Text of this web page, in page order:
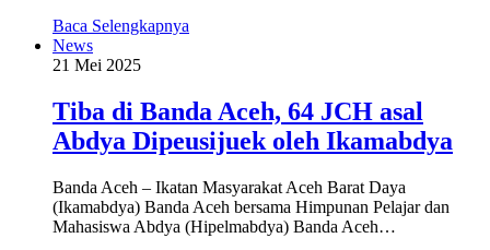
Baca Selengkapnya
News
21 Mei 2025
Tiba di Banda Aceh, 64 JCH asal
Abdya Dipeusijuek oleh Ikamabdya
Banda Aceh – Ikatan Masyarakat Aceh Barat Daya
(Ikamabdya) Banda Aceh bersama Himpunan Pelajar dan
Mahasiswa Abdya (Hipelmabdya) Banda Aceh…